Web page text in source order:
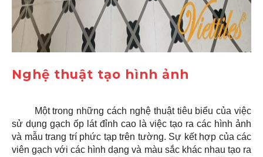
Nghệ thuật tạo hình ảnh
Một trong những cách nghệ thuật tiêu biểu của việc
sử dụng gạch ốp lát đỉnh cao là việc tạo ra các hình ảnh
và mẫu trang trí phức tạp trên tường. Sự kết hợp của các
viên gạch với các hình dạng và màu sắc khác nhau tạo ra